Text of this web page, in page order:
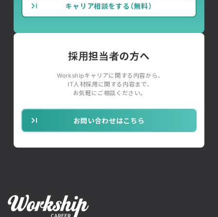
キャリア相談をする（無料）
採用担当者の方へ
Workshipキャリアに関する内容から、
IT人材採用に関する内容まで、
お気軽にご相談ください。
お問い合わせはこちら